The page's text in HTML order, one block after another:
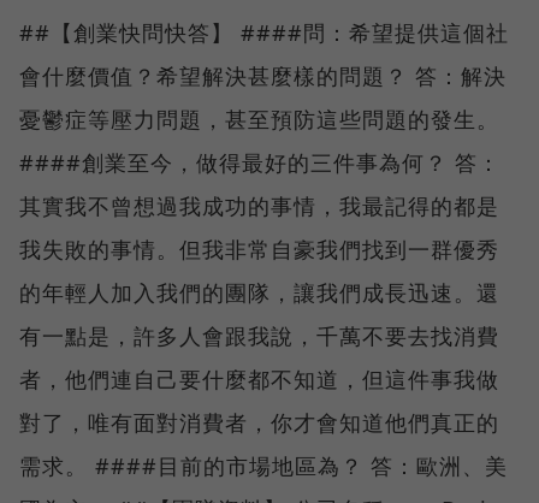
##【創業快問快答】 ####問：希望提供這個社
會什麼價值？希望解決甚麼樣的問題？ 答：解決
憂鬱症等壓力問題，甚至預防這些問題的發生。
####創業至今，做得最好的三件事為何？ 答：
其實我不曾想過我成功的事情，我最記得的都是
我失敗的事情。但我非常自豪我們找到一群優秀
的年輕人加入我們的團隊，讓我們成長迅速。還
有一點是，許多人會跟我說，千萬不要去找消費
者，他們連自己要什麼都不知道，但這件事我做
對了，唯有面對消費者，你才會知道他們真正的
需求。 ####目前的市場地區為？ 答：歐洲、美